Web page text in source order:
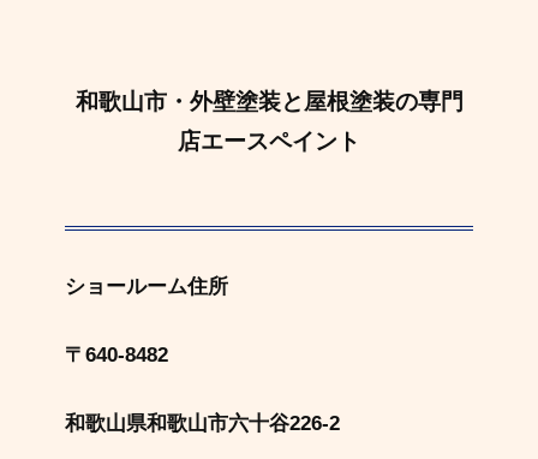
和歌山市・外壁塗装と屋根塗装の専門
店エースペイント
ショールーム住所
〒640-8482
和歌山県和歌山市六十谷226-2